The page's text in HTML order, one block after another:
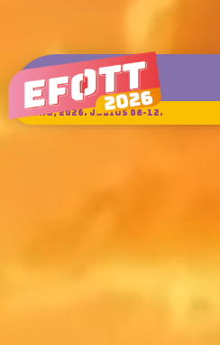
SUKORÓ, 2026. JÚLIUS 08-12.